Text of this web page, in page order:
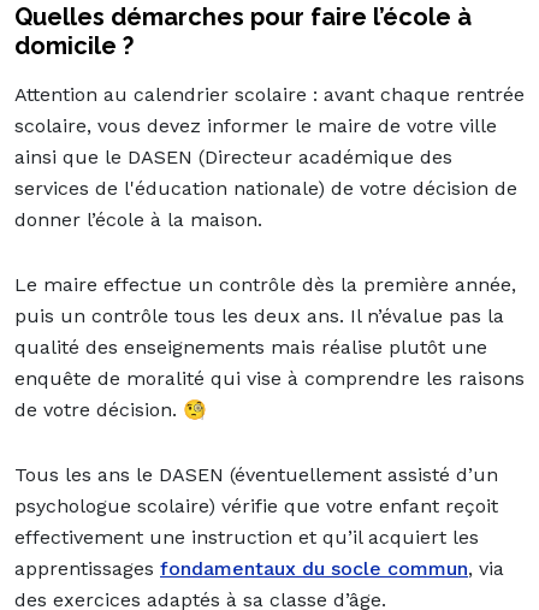
Quelles démarches pour faire l’école à
domicile ?
Attention au calendrier scolaire : avant chaque rentrée
scolaire, vous devez informer le maire de votre ville
ainsi que le DASEN (Directeur académique des
services de l'éducation nationale) de votre décision de
donner l’école à la maison.
Le maire effectue un contrôle dès la première année,
puis un contrôle tous les deux ans. Il n’évalue pas la
qualité des enseignements mais réalise plutôt une
enquête de moralité qui vise à comprendre les raisons
de votre décision. 🧐
Tous les ans le DASEN (éventuellement assisté d’un
psychologue scolaire) vérifie que votre enfant reçoit
effectivement une instruction et qu’il acquiert les
apprentissages fondamentaux du socle commun, via
des exercices adaptés à sa classe d’âge.